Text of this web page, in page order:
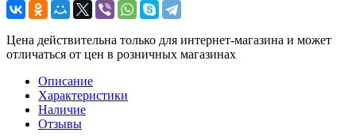
Цена действительна только для интернет-магазина и может
отличаться от цен в розничных магазинах
Описание
Характеристики
Наличие
Отзывы